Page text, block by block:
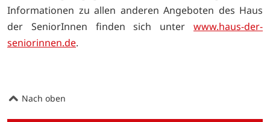
Informationen zu allen anderen Angeboten des Haus
der SeniorInnen finden sich unter www.haus-der-
seniorinnen.de.
Nach oben